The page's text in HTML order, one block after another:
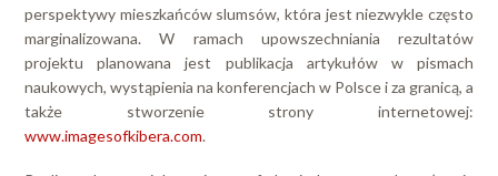
perspektywy mieszkańców slumsów, która jest niezwykle często
marginalizowana. W ramach upowszechniania rezultatów
projektu planowana jest publikacja artykułów w pismach
naukowych, wystąpienia na konferencjach w Polsce i za granicą, a
także stworzenie strony internetowej:
www.imagesofkibera.com.